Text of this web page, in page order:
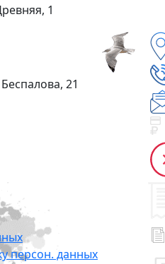
1
21
персон. данных